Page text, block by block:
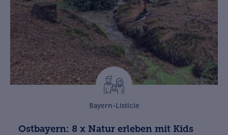
Bayern-Listicle
Ostbayern: 8 x Natur erleben mit Kids